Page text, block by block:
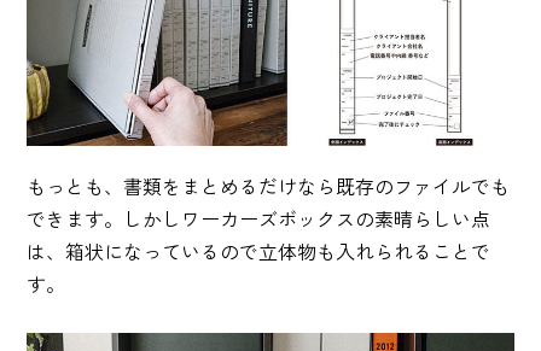
もっとも、書類をまとめるだけなら既存のファイルでも
できます。しかしワーカーズボックスの素晴らしい点
は、箱状になっているので立体物も入れられることで
す。